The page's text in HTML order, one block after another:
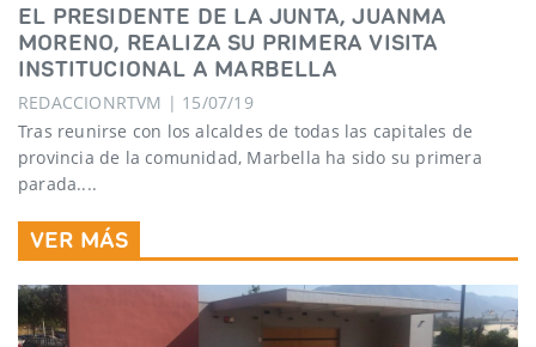
RADIO
CORPORACIÓN
REDES
EL PRESIDENTE DE LA JUNTA, JUANMA
MORENO, REALIZA SU PRIMERA VISITA
INSTITUCIONAL A MARBELLA
REDACCIONRTVM | 15/07/19
Tras reunirse con los alcaldes de todas las capitales de
provincia de la comunidad, Marbella ha sido su primera
parada....
VER MÁS